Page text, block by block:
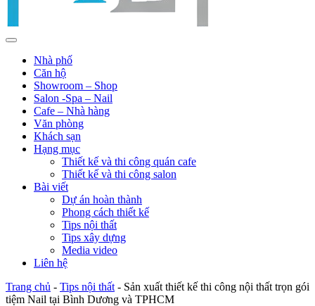
Nhà phố
Căn hộ
Showroom – Shop
Salon -Spa – Nail
Cafe – Nhà hàng
Văn phòng
Khách sạn
Hạng mục
Thiết kế và thi công quán cafe
Thiết kế và thi công salon
Bài viết
Dự án hoàn thành
Phong cách thiết kế
Tips nội thất
Tips xây dựng
Media video
Liên hệ
Trang chủ - Tips nội thất - Sản xuất thiết kế thi công nội thất trọn gói
tiệm Nail tại Bình Dương và TPHCM